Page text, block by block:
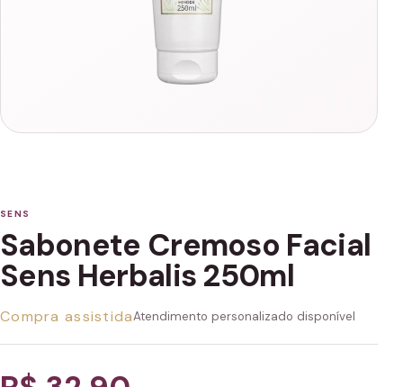
SENS
Sabonete Cremoso Facial
Sens Herbalis 250ml
Compra assistidaAtendimento personalizado disponível